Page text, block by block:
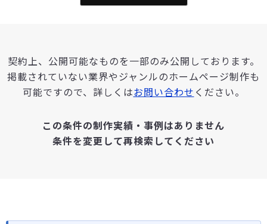
契約上、公開可能なものを一部のみ公開しております。
掲載されていない業界やジャンルのホームページ制作も
可能ですので、詳しくはお問い合わせ ください。
この条件の制作実績・事例はありません
条件を変更して再検索してください